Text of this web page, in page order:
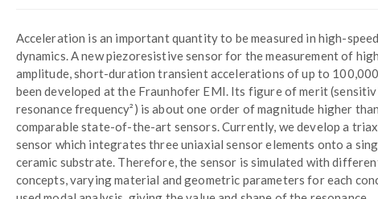
Acceleration is an important quantity to be measured in high-speed
dynamics. A new piezoresistive sensor for the measurement of
amplitude, short-duration transient accelerations of up to
been developed at the Fraunhofer EMI. Its figure of merit
resonance frequency²) is about one order of magnitude higher
comparable state-of-the-art sensors. Currently, we develop a
sensor which integrates three uniaxial sensor elements onto a
ceramic substrate. Therefore, the sensor is simulated with
concepts, varying material and geometric parameters for each